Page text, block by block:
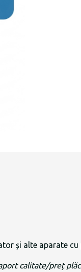
și alte aparate cu
calitate/preț